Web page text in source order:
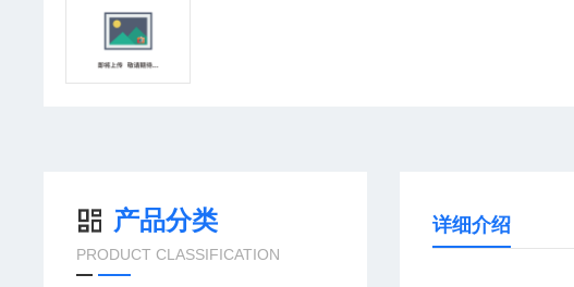
产品分类
PRODUCT CLASSIFICATION
详细介绍